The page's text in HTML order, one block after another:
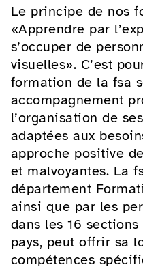
Le principe de nos
«Apprendre par
s’occuper de
visuelles». C’est
formation de la fsa
accompagnement
l’organisation de
adaptées aux
approche positive
et malvoyantes. La
département
ainsi que par les
dans les 16
pays, peut offrir sa
compétences